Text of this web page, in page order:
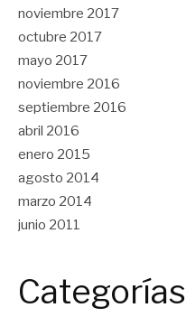
noviembre 2017
octubre 2017
mayo 2017
noviembre 2016
septiembre 2016
abril 2016
enero 2015
agosto 2014
marzo 2014
junio 2011
Categorías